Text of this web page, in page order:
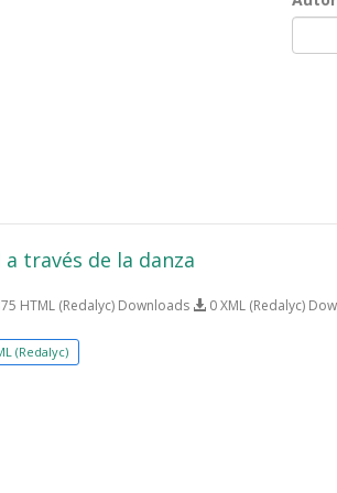
través de la danza
HTML (Redalyc) Downloads 0 XML (Redalyc)
(Redalyc)